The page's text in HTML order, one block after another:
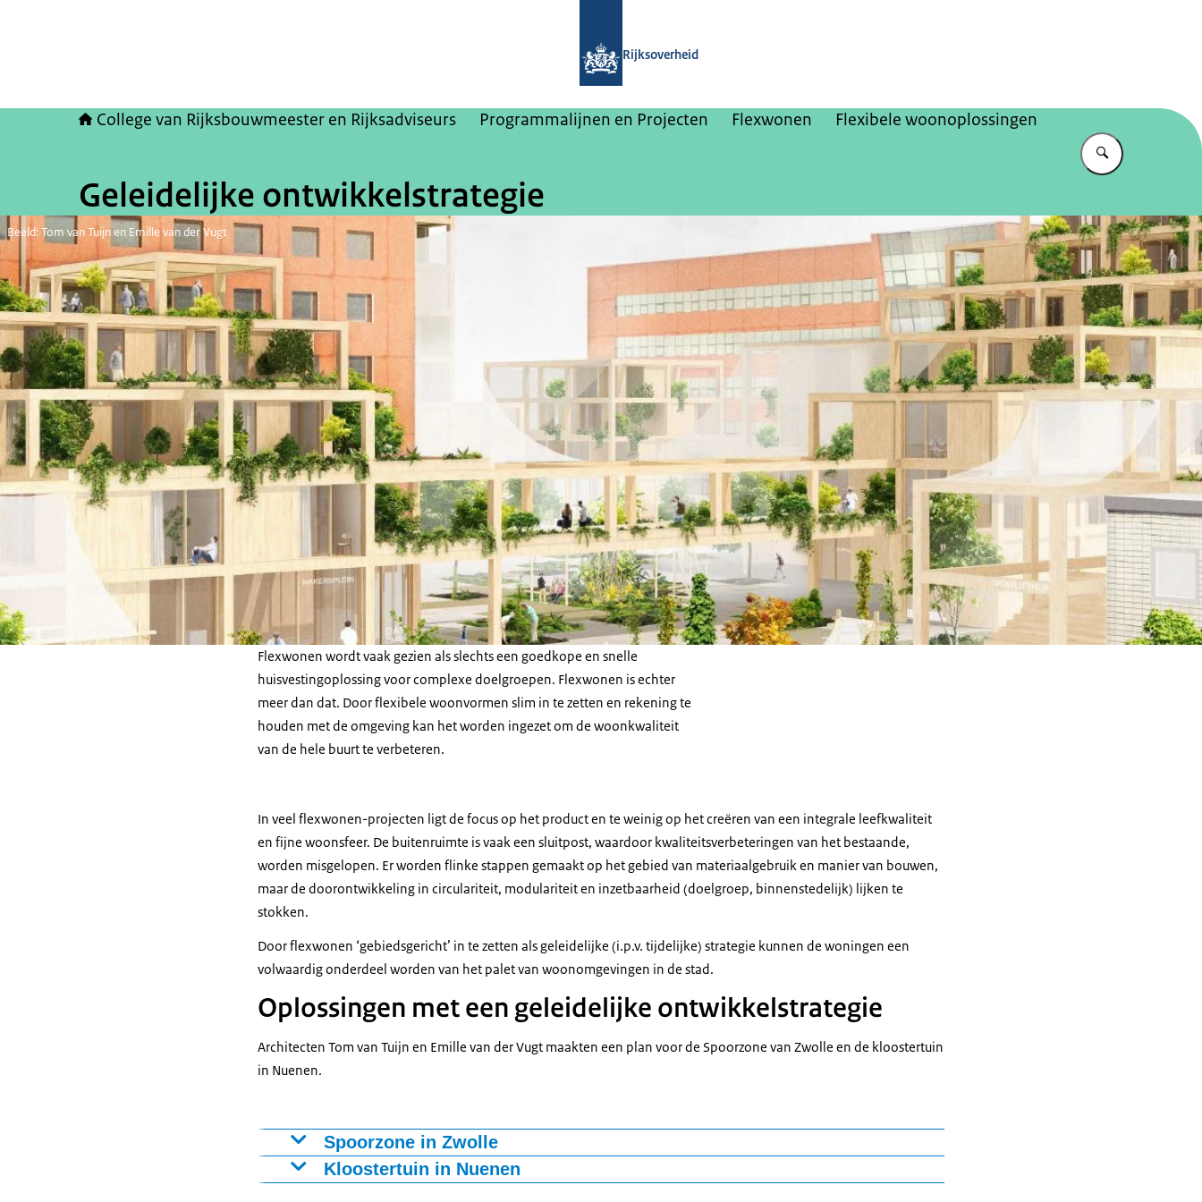
Rijksoverheid
College van Rijksbouwmeester en Rijksadviseurs Programmalijnen en Projecten Flexwonen Flexibele woonoplossingen
Vul in wat u
Geleidelijke ontwikkelstrategie
Beeld: Tom van Tuijn en Emille van der Vugt
Flexwonen wordt vaak gezien als slechts een goedkope en snelle
huisvestingoplossing voor complexe doelgroepen. Flexwonen is echter
meer dan dat. Door flexibele woonvormen slim in te zetten en rekening te
houden met de omgeving kan het worden ingezet om de woonkwaliteit
van de hele buurt te verbeteren.
In veel flexwonen-projecten ligt de focus op het product en te weinig op het creëren van een integrale leefkwaliteit
en fijne woonsfeer. De buitenruimte is vaak een sluitpost, waardoor kwaliteitsverbeteringen van het bestaande,
worden misgelopen. Er worden flinke stappen gemaakt op het gebied van materiaalgebruik en manier van bouwen,
maar de doorontwikkeling in circulariteit, modulariteit en inzetbaarheid (doelgroep, binnenstedelijk) lijken te
stokken.
Door flexwonen ‘gebiedsgericht’ in te zetten als geleidelijke (i.p.v. tijdelijke) strategie kunnen de woningen een
volwaardig onderdeel worden van het palet van woonomgevingen in de stad.
Oplossingen met een geleidelijke ontwikkelstrategie
Architecten Tom van Tuijn en Emille van der Vugt maakten een plan voor de Spoorzone van Zwolle en de kloostertuin
in Nuenen.
Spoorzone in Zwolle
Vergroot afbeelding Schets van flexwonen plan in Zwolle
Kloostertuin in Nuenen
Vergroot afbeelding Schets voor nieuwe woonvormen in Nuenen